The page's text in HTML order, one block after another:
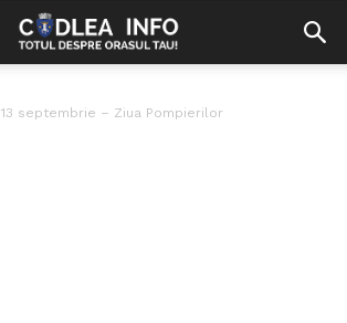
13 septembrie – Ziua Pompierilor